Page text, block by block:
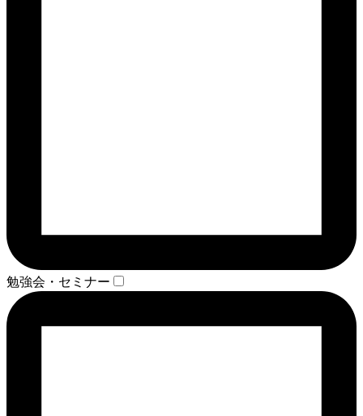
勉強会・セミナー